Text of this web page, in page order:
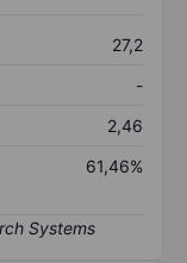
27,2
-
2,46
61,46%